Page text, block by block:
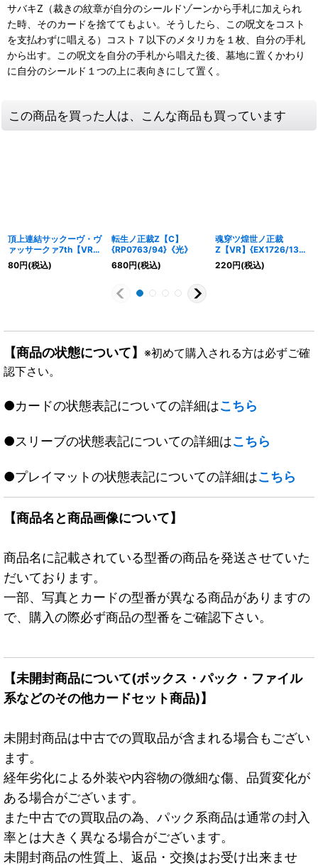
サバキZ（裁きの紋章が自分のシールドゾーンから手札に加えられ
た時、そのカードを捨ててもよい。そうしたら、この呪文をコスト
を支払わずに唱える）コスト７以下のメタリカを１枚、自分の手札
から出す。この呪文を自分の手札から唱えた後、墓地に置くかわり
に自分のシールド１つの上に表向きにして置く。
この商品を買った人は、こんな商品も買っています
頂上連結サックーヴ・ヴ
ァッサークァ7th【VR】
{23EX224/112}《光》
80円(税込)
転生ノ正裁Z【C】
{RP0763/94}《光》
680円(税込)
魂穿ツ煌世ノ正裁
Z【VR】{EX1726/138}
《光》
220円(税込)
【商品の状態について】 ※初めて購入される方は必ずご確
認下さい。
●カードの状態表記についての詳細はこちら
●スリーブの状態表記についての詳細はこちら
●プレイマットの状態表記についての詳細はこちら
【商品名と商品画像について】
商品名に記載されている型番の商品を発送させていた
だいております。
一部、写真とカードの型番が異なる商品がありますの
で、購入の際必ず商品の型番をご確認下さい。
【未開封商品について(ボックス・パック・ファイル
系などのその他カードセット商品)】
未開封商品は中古での買取品が含まれる場合もござい
ます。
経年劣化による外装や内容物の微細な傷、品質変化が
ある場合がございます。
また中古での買取品の為、パック系商品は通常の封入
率とは大きく異なる場合がございます。
未開封商品の性質上、返品・交換はお受け出来ませ